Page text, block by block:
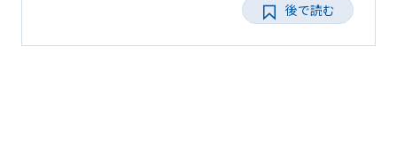
後で読む